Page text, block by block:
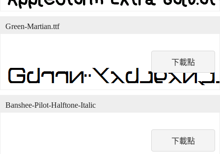
下載點
Green-Martian.ttf
下載點
Banshee-Pilot-Halftone-Italic